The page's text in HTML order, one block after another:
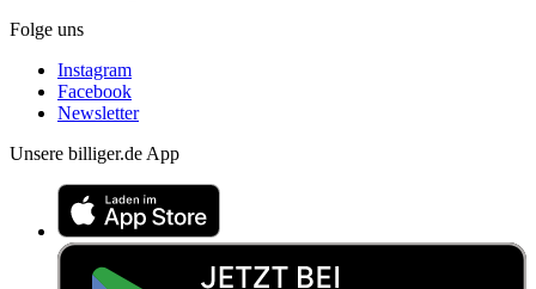
Folge uns
Instagram
Facebook
Newsletter
Unsere billiger.de App